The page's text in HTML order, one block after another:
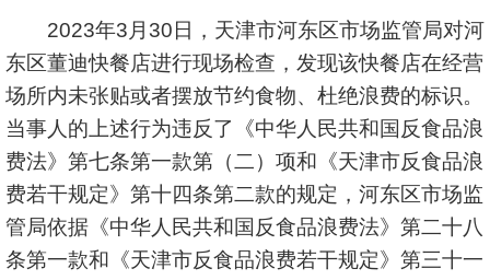
2023年3月30日，天津市河东区市场监管局对河
东区董迪快餐店进行现场检查，发现该快餐店在经营
场所内未张贴或者摆放节约食物、杜绝浪费的标识。
当事人的上述行为违反了《中华人民共和国反食品浪
费法》第七条第一款第（二）项和《天津市反食品浪
费若干规定》第十四条第二款的规定，河东区市场监
管局依据《中华人民共和国反食品浪费法》第二十八
条第一款和《天津市反食品浪费若干规定》第三十一